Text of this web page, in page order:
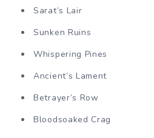
Sarat’s Lair
Sunken Ruins
Whispering Pines
Ancient’s Lament
Betrayer’s Row
Bloodsoaked Crag